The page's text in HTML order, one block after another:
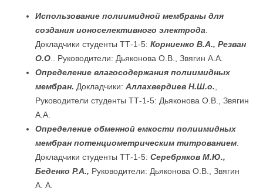
Использование полиимидной мембраны для
создания ионоселективного электрода
Докладчики студенты ТТ-1-5: Корниенко В.А., Резван
О.О .. Руководители: Дьяконова О.В., Звягин А.А.
Определение влагосодержания полиимидных
мембран. Докладчики: Аллахвердиев Н.Ш.о.
Руководители студенты ТТ-1-5: Дьяконова О.В., Звягин
А.А.
Определение обменной емкости полиимидных
мембран потенциометрическим титрованием
Докладчики студенты ТТ-1-5: Серебряков М.Ю.,
Беденко Р.А., Руководители: Дьяконова О.В., Звягин
А. А.